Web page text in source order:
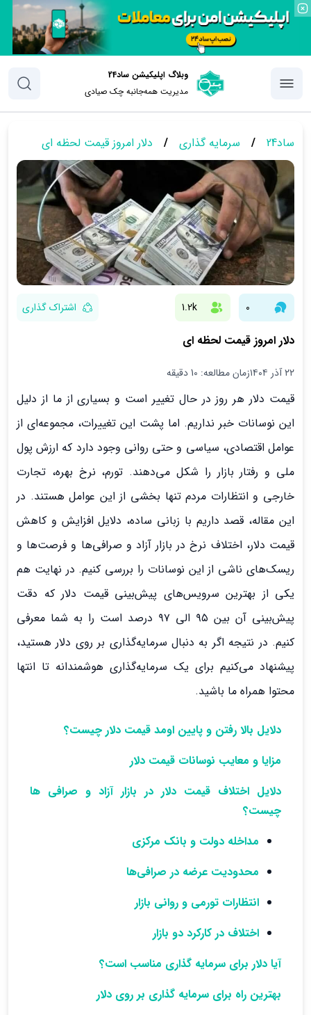
وبلاگ اپلیکیشن ساد24
مدیریت همه‌جانبه چک‌ صیادی
ساد24 / سرمایه گذاری / دلار امروز قیمت لحظه ای
0
1.2k اشتراک گذاری
دلار امروز قیمت لحظه ای
۲۲ آذر ۱۴۰۴ زمان مطالعه: 10 دقیقه
قیمت دلار هر روز در حال تغییر است و بسیاری از ما از دلیل
این نوسانات خبر نداریم. اما پشت این تغییرات، مجموعه‌ای از
عوامل اقتصادی، سیاسی و حتی روانی وجود دارد که ارزش پول
ملی و رفتار بازار را شکل می‌دهند. تورم، نرخ بهره، تجارت
خارجی و انتظارات مردم تنها بخشی از این عوامل هستند. در
این مقاله، قصد داریم با زبانی ساده، دلایل افزایش و کاهش
قیمت دلار، اختلاف نرخ در بازار آزاد و صرافی‌ها و فرصت‌ها و
ریسک‌های ناشی از این نوسانات را بررسی کنیم. در نهایت هم
یکی از بهترین سرویس‌های پیش‌بینی قیمت دلار که دقت
پیش‌بینی آن بین ۹۵ الی ۹۷ درصد است را به شما معرفی
کنیم. در نتیجه اگر به دنبال سرمایه‌گذاری بر روی دلار هستید،
پیشنهاد می‌کنیم برای یک سرمایه‌گذاری هوشمندانه تا انتها
محتوا همراه ما باشید.
دلایل بالا رفتن و پایین اومد قیمت دلار چیست؟
مزایا و معایب نوسانات قیمت دلار
دلایل اختلاف قیمت دلار در بازار آزاد و صرافی ها
چیست؟
مداخله دولت و بانک مرکزی
محدودیت عرضه در صرافی‌ها
انتظارات تورمی و روانی بازار
اختلاف در کارکرد دو بازار
آیا دلار برای سرمایه گذاری مناسب است؟
بهترین راه برای سرمایه گذاری بر روی دلار